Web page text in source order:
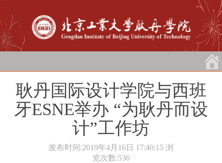
耿丹国际设计学院与西班
牙ESNE举办 “为耿丹而设
计”工作坊
发布时间:2019年4月16日 17:40:15 浏
览次数:536